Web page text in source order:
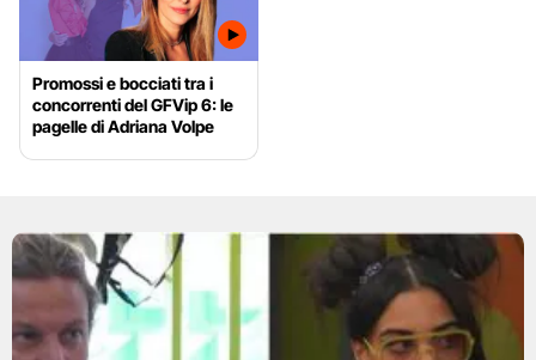
Promossi e bocciati tra i
concorrenti del GFVip 6: le
pagelle di Adriana Volpe